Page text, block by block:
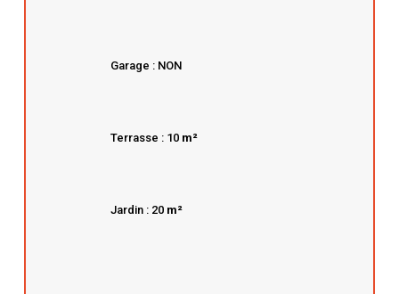
Garage : NON
Terrasse : 10 m²
Jardin : 20 m²